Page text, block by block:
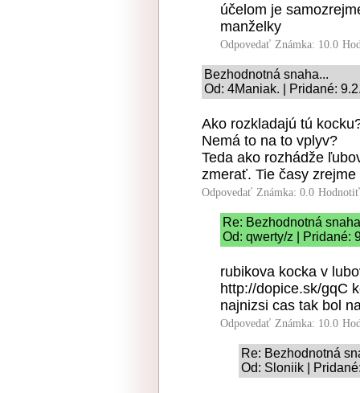
účelom je
manželky
Odpovedať Známka: 10.0
Bezhodnotná snaha...
Od: 4Maniak. | Pridané:
Ako rozkladajú tú
Nemá to na to vplyv?
Teda ako rozhádže
zmerať. Tie časy
Odpovedať Známka: 0.0
Re: Bezhodnotná
Od: qwerty/z | Pridané:
rubikova kocka v
http://dopice.sk/gqC
najnizsi cas tak bol
Odpovedať Známka: 10.0
Re: Bezhodnotná
Od: Sloniik |